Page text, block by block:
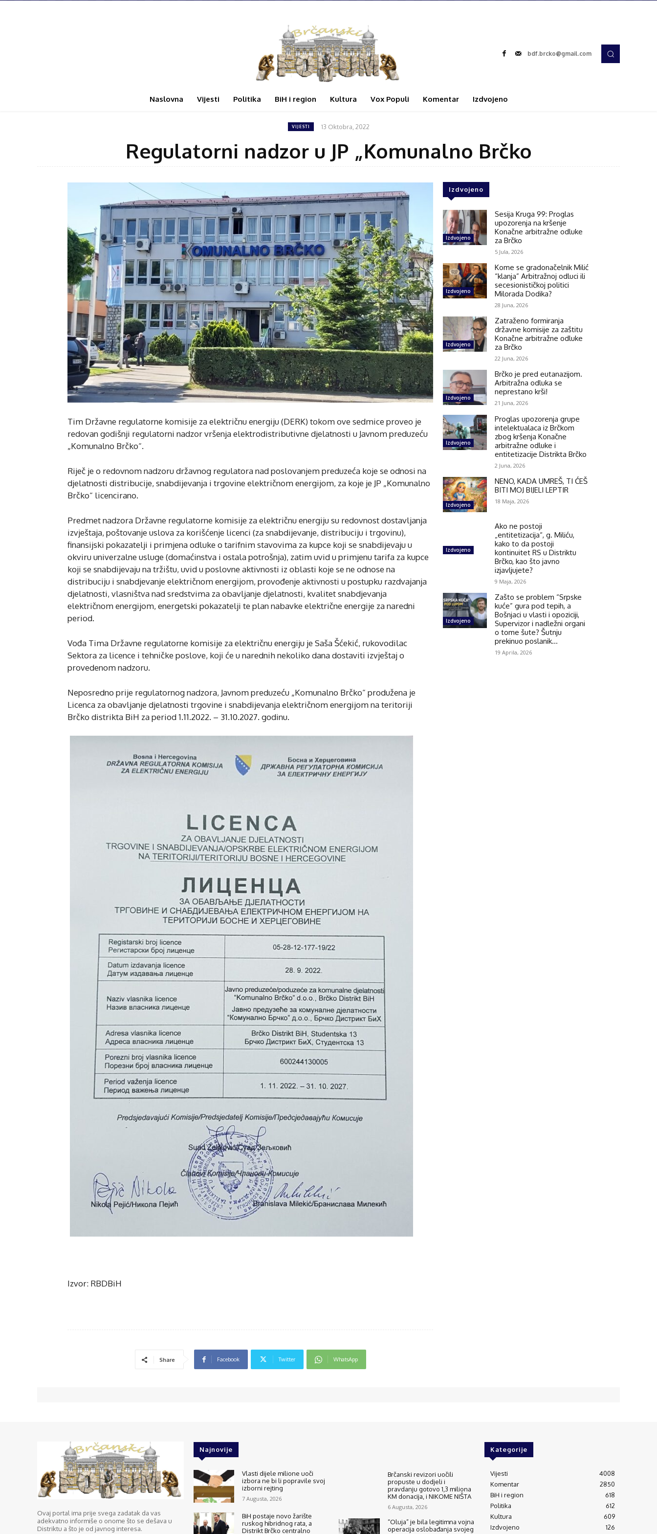
bdf.brcko@gmail.com
Naslovna Vijesti Politika BiH i region Kultura Vox Populi Komentar Izdvojeno
VIJESTI 13 Oktobra, 2022
Regulatorni nadzor u JP „Komunalno Brčko
Tim Državne regulatorne komisije za električnu energiju (DERK) tokom ove sedmice proveo je
redovan godišnji regulatorni nadzor vršenja elektrodistributivne djelatnosti u Javnom preduzeću
„Komunalno Brčko“.
Riječ je o redovnom nadzoru državnog regulatora nad poslovanjem preduzeća koje se odnosi na
djelatnosti distribucije, snabdijevanja i trgovine električnom energijom, za koje je JP „Komunalno
Brčko“ licencirano.
Predmet nadzora Državne regulatorne komisije za električnu energiju su redovnost dostavljanja
izvještaja, poštovanje uslova za korišćenje licenci (za snabdijevanje, distribuciju i trgovinu),
finansijski pokazatelji i primjena odluke o tarifnim stavovima za kupce koji se snabdijevaju u
okviru univerzalne usluge (domaćinstva i ostala potrošnja), zatim uvid u primjenu tarifa za kupce
koji se snabdijevaju na tržištu, uvid u poslovne aktivnosti iz oblasti koje se ne odnose na
distribuciju i snabdjevanje električnom energijom, provođenje aktivnosti u postupku razdvajanja
djelatnosti, vlasništva nad sredstvima za obavljanje djelatnosti, kvalitet snabdjevanja
električnom energijom, energetski pokazatelji te plan nabavke električne energije za naredni
period.
Vođa Tima Državne regulatorne komisije za električnu energiju je Saša Šćekić, rukovodilac
Sektora za licence i tehničke poslove, koji će u narednih nekoliko dana dostaviti izvještaj o
provedenom nadzoru.
Neposredno prije regulatornog nadzora, Javnom preduzeću „Komunalno Brčko“ produžena je
Licenca za obavljanje djelatnosti trgovine i snabdijevanja električnom energijom na teritoriji
Brčko distrikta BiH za period 1.11.2022. – 31.10.2027. godinu.
Izvor: RBDBiH
Share Facebook Twitter WhatsApp
Izdvojeno
Izdvojeno
Sesija Kruga 99: Proglas
upozorenja na kršenje
Konačne arbitražne odluke
za Brčko
5 Jula, 2026
Izdvojeno
Kome se gradonačelnik Milić
“klanja” Arbitražnoj odluci ili
secesionističkoj politici
Milorada Dodika?
28 Juna, 2026
Izdvojeno
Zatraženo formiranja
državne komisije za zaštitu
Konačne arbitražne odluke
za Brčko
22 Juna, 2026
Izdvojeno
Brčko je pred eutanazijom.
Arbitražna odluka se
neprestano krši!
21 Juna, 2026
Izdvojeno
Proglas upozorenja grupe
intelektualaca iz Brčkom
zbog kršenja Konačne
arbitražne odluke i
entitetizacije Distrikta Brčko
2 Juna, 2026
Izdvojeno
NENO, KADA UMREŠ, TI ĆEŠ
BITI MOJ BIJELI LEPTIR
18 Maja, 2026
Izdvojeno
Ako ne postoji
„entitetizacija“, g. Miliću,
kako to da postoji
kontinuitet RS u Distriktu
Brčko, kao što javno
izjavljujete?
9 Maja, 2026
Izdvojeno
Zašto se problem “Srpske
kuće” gura pod tepih, a
Bošnjaci u vlasti i opoziciji,
Supervizor i nadležni organi
o tome šute? Šutnju
prekinuo poslanik...
19 Aprila, 2026
Ovaj portal ima prije svega zadatak da vas
adekvatno informiše o onome što se dešava u
Distriktu a što je od javnog interesa.
Najnovije
Vlasti dijele milione uoči
izbora ne bi li popravile svoj
izborni rejting
7 Augusta, 2026
BiH postaje novo žarište
ruskog hibridnog rata, a
Distrikt Brčko centralno
Brčanski revizori uočili
propuste u dodjeli i
pravdanju gotovo 1,3 miliona
KM donacija, i NIKOME NIŠTA
6 Augusta, 2026
“Oluja” je bila legitimna vojna
operacija oslobađanja svojeg
Kategorije
Vijesti
4008
Komentar
2850
BiH i region
618
Politika
612
Kultura
609
Izdvojeno
126